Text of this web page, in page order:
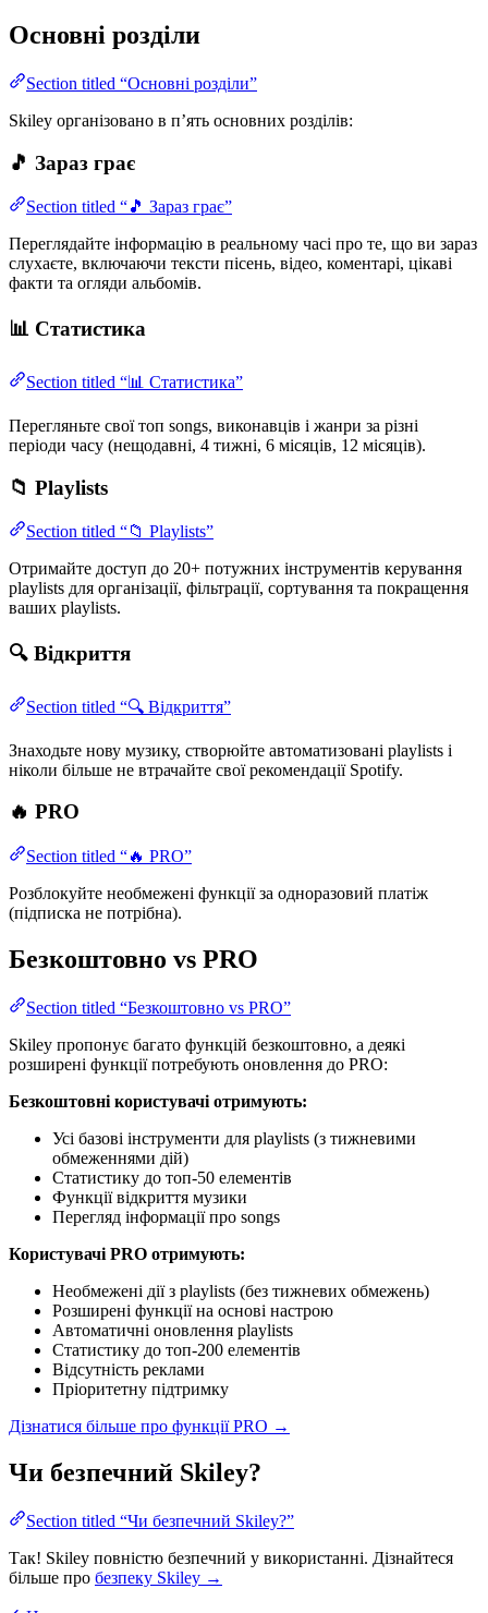
Основні розділи
Section titled “Основні розділи”
Skiley організовано в п’ять основних розділів:
🎵 Зараз грає
Section titled “🎵 Зараз грає”
Переглядайте інформацію в реальному часі про те, що ви зараз
слухаєте, включаючи тексти пісень, відео, коментарі, цікаві
факти та огляди альбомів.
📊 Статистика
Section titled “📊 Статистика”
Перегляньте свої топ songs, виконавців і жанри за різні
періоди часу (нещодавні, 4 тижні, 6 місяців, 12 місяців).
📁 Playlists
Section titled “📁 Playlists”
Отримайте доступ до 20+ потужних інструментів керування
playlists для організації, фільтрації, сортування та покращення
ваших playlists.
🔍 Відкриття
Section titled “🔍 Відкриття”
Знаходьте нову музику, створюйте автоматизовані playlists і
ніколи більше не втрачайте свої рекомендації Spotify.
🔥 PRO
Section titled “🔥 PRO”
Розблокуйте необмежені функції за одноразовий платіж
(підписка не потрібна).
Безкоштовно vs PRO
Section titled “Безкоштовно vs PRO”
Skiley пропонує багато функцій безкоштовно, а деякі
розширені функції потребують оновлення до PRO:
Безкоштовні користувачі отримують:
Усі базові інструменти для playlists (з тижневими
обмеженнями дій)
Статистику до топ-50 елементів
Функції відкриття музики
Перегляд інформації про songs
Користувачі PRO отримують:
Необмежені дії з playlists (без тижневих обмежень)
Розширені функції на основі настрою
Автоматичні оновлення playlists
Статистику до топ-200 елементів
Відсутність реклами
Пріоритетну підтримку
Дізнатися більше про функції PRO →
Чи безпечний Skiley?
Section titled “Чи безпечний Skiley?”
Так! Skiley повністю безпечний у використанні. Дізнайтеся
більше про безпеку Skiley →